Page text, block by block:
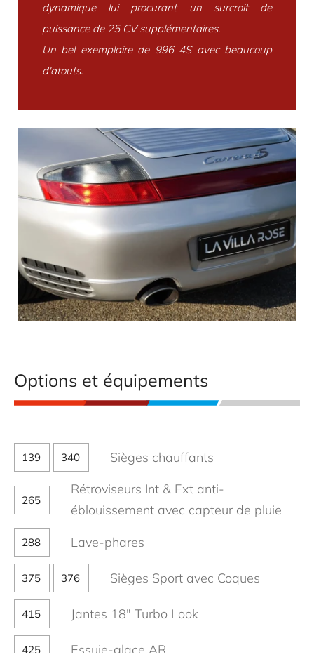
dynamique lui procurant un surcroit de
puissance de 25 CV supplémentaires.
Un bel exemplaire de 996 4S avec beaucoup
d'atouts.
Options et équipements
139 340 Sièges chauffants
265
Rétroviseurs Int & Ext anti-
éblouissement avec capteur de pluie
288 Lave-phares
375 376 Sièges Sport avec Coques
415 Jantes 18" Turbo Look
425 Essuie-glace AR